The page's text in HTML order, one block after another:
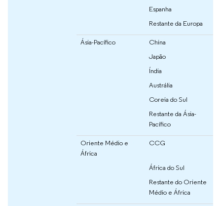
Espanha
Restante da Europa
Ásia-Pacífico
China
Japão
Índia
Austrália
Coreia do Sul
Restante da Ásia-
Pacífico
Oriente Médio e
África
CCG
África do Sul
Restante do Oriente
Médio e África